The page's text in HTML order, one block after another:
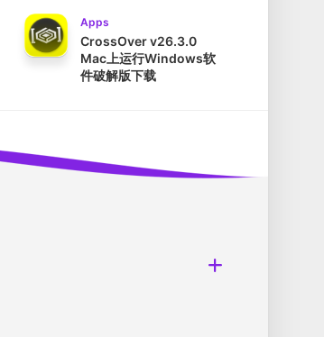
Apps
CrossOver v26.3.0
Mac上运行Windows软
件破解版下载